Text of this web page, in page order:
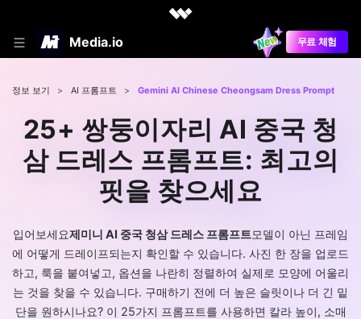
Media.io 무료 체험
정보 보기 > AI 프롬프트 > Gemini AI Chinese Cheongsam Dress Prompt
25+ 쌍둥이자리 AI 중국 청
삼 드레스 프롬프트: 최고의
핏을 찾으세요
입어보세요제미니 AI 중국 청삼 드레스 프롬프트모델이 아닌 프레임
에 어떻게 드레이프되는지 확인할 수 있습니다. 사진 한 장을 업로드
하고, 룩을 붙여넣고, 옵션을 나란히 정렬하여 실제로 모양에 어울리
는 것을 찾을 수 있습니다. 구매하기 전에 더 높은 슬릿이나 더 긴 밑
단을 원하시나요? 이 25가지 프롬프트를 사용하면 칼라 높이, 소매